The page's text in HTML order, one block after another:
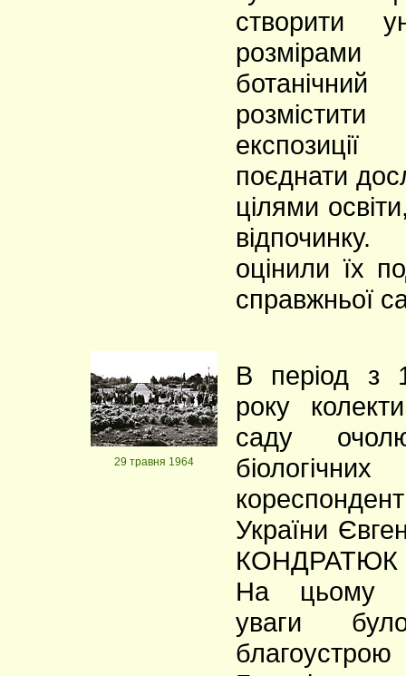
створити
поєднати
цілями
відпочинку.
оцінили їх
справжньої
29 травня 1964
В період з
року
саду
України
КОНДРАТЮК
На цьому
уваги